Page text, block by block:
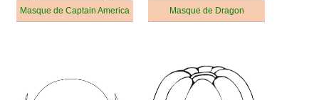
Masque de Captain America Masque de Dragon